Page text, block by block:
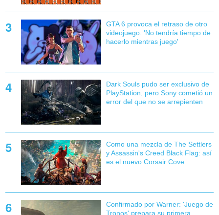
GTA 6 provoca el retraso de otro
videojuego: 'No tendría tiempo de
hacerlo mientras juego'
Dark Souls pudo ser exclusivo de
PlayStation, pero Sony cometió un
error del que no se arrepienten
Como una mezcla de The Settlers
y Assassin's Creed Black Flag: así
es el nuevo Corsair Cove
Confirmado por Warner: 'Juego de
Tronos' prepara su primera